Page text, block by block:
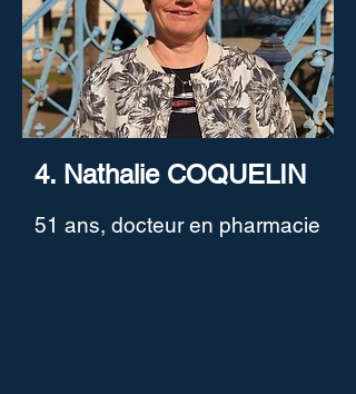
4. Nathalie COQUELIN
51 ans, docteur en pharmacie